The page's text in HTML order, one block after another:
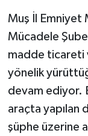
Muş İl Emniyet
Mücadele
madde ticareti
yönelik
devam ediyor.
araçta yapılan
şüphe üzerine